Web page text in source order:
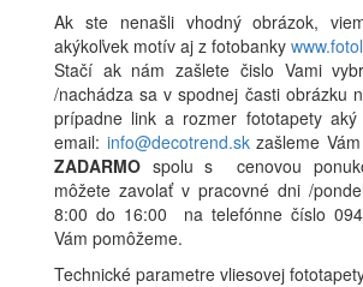
Ak ste nenašli vhodný obrázok,
akýkoľvek motív aj z fotobanky
Stačí ak nám zašlete čislo Vami
/nachádza sa v spodnej časti obrázku
prípadne link a rozmer fototapety
email: info@decotrend.skzašleme
ZADARMO spolu s cenovou
môžete zavolať v pracovné dni /
8:00 do 16:00 na telefónne číslo
Vám pomôžeme.
Technické parametre vliesovej